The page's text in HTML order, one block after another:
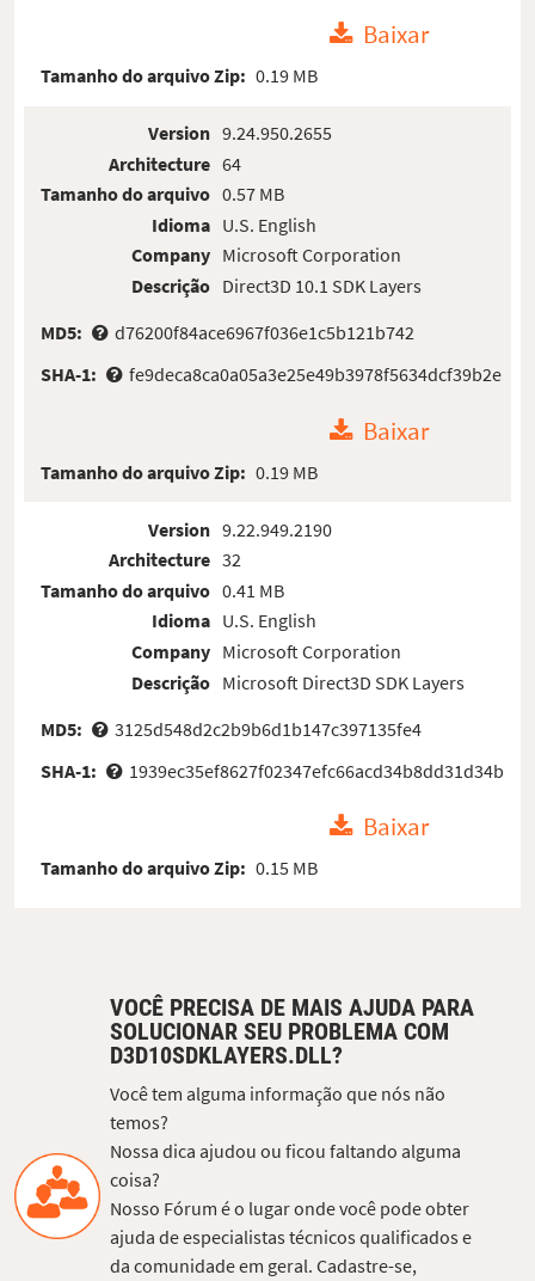
Baixar
Tamanho do arquivo Zip: 0.19 MB
Version
Architecture
Tamanho do arquivo
Idioma
Company
Descrição
9.24.950.2655
64
0.57 MB
U.S. English
Microsoft Corporation
Direct3D 10.1 SDK Layers
MD5:
d76200f84ace6967f036e1c5b121b742
SHA-1:
fe9deca8ca0a05a3e25e49b3978f5634dcf39b2e
Baixar
Tamanho do arquivo Zip: 0.19 MB
Version
Architecture
Tamanho do arquivo
Idioma
Company
Descrição
9.22.949.2190
32
0.41 MB
U.S. English
Microsoft Corporation
Microsoft Direct3D SDK Layers
MD5:
3125d548d2c2b9b6d1b147c397135fe4
SHA-1:
1939ec35ef8627f02347efc66acd34b8dd31d34b
Baixar
Tamanho do arquivo Zip: 0.15 MB
VOCÊ PRECISA DE MAIS AJUDA PARA
SOLUCIONAR SEU PROBLEMA COM
D3D10SDKLAYERS.DLL?
Você tem alguma informação que nós não
temos?
Nossa dica ajudou ou ficou faltando alguma
coisa?
Nosso Fórum é o lugar onde você pode obter
ajuda de especialistas técnicos qualificados e
da comunidade em geral. Cadastre-se,